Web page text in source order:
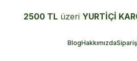
2500 TL üzeri YURTİÇİ K
BlogHakkımızda